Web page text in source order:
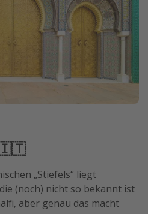
🇮🇹
„Stiefels“ liegt
(noch) nicht so bekannt ist
aber genau das macht